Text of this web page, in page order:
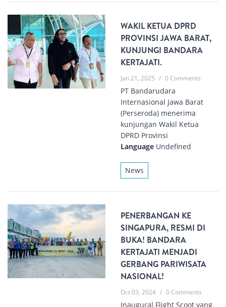
WAKIL KETUA DPRD
PROVINSI JAWA BARAT,
KUNJUNGI BANDARA
KERTAJATI.
Jan 21, 2025 / 0 Comments
PT Bandarudara
Internasional Jawa Barat
(Perseroda) menerima
kunjungan Wakil Ketua
DPRD Provinsi
Language Undefined
News
PENERBANGAN KE
SINGAPURA, RESMI DI
BUKA! BANDARA
KERTAJATI MENJADI
GERBANG PARIWISATA
NASIONAL!
Oct 03, 2024 / 0 Comments
Inaugural Flight Scoot yang